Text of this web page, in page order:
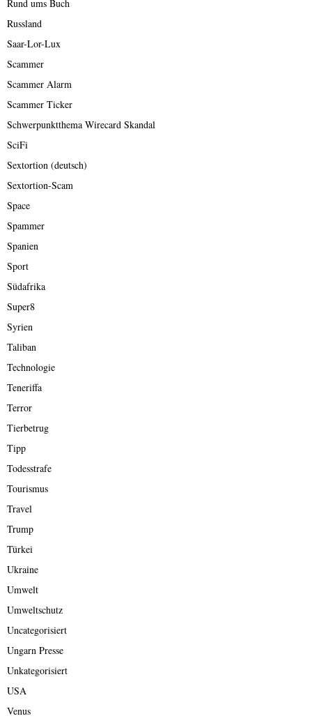
Rund ums Buch
Russland
Saar-Lor-Lux
Scammer
Scammer Alarm
Scammer Ticker
Schwerpunktthema Wirecard Skandal
SciFi
Sextortion (deutsch)
Sextortion-Scam
Space
Spammer
Spanien
Sport
Südafrika
Super8
Syrien
Taliban
Technologie
Teneriffa
Terror
Tierbetrug
Tipp
Todesstrafe
Tourismus
Travel
Trump
Türkei
Ukraine
Umwelt
Umweltschutz
Uncategorisiert
Ungarn Presse
Unkategorisiert
USA
Venus